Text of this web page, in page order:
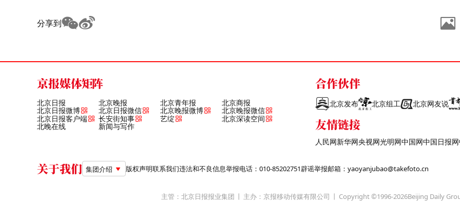
分享到
京报媒体矩阵
北京日报 北京晚报 北京青年报 北京商报
北京日报微博 北京日报微信 北京晚报微博
北京晚报微信
北京日报客户端
长安街知事 艺绽 北京深读空间
北晚在线 新闻与写作
合作伙伴
北京发布 北京组工 北京网友说
友情链接
人民网新华网央视网光明网中国网中国日报网
关于我们 集团介绍 版权声明联系我们违法和不良信息举报电话：010-85202751辟谣举报邮箱：yaoyanjubao@takefoto.cn
主管：北京日报报业集团 主办：京报移动传媒有限公司 Copyright ©1996-2026Beijing Daily